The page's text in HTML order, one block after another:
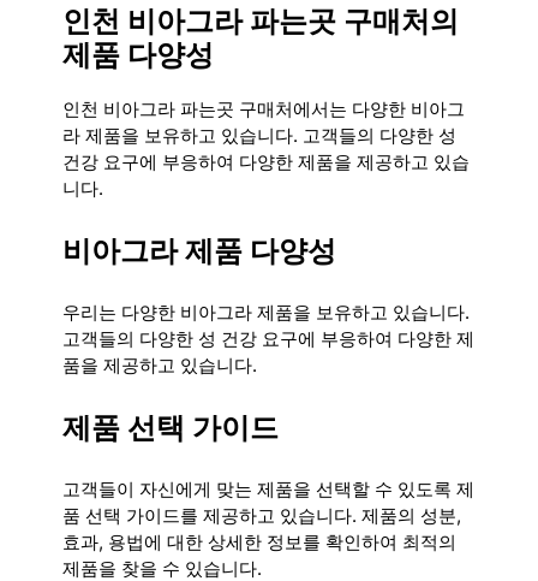
인천 비아그라 파는곳 구매처의
제품 다양성
인천 비아그라 파는곳 구매처에서는 다양한 비아그
라 제품을 보유하고 있습니다. 고객들의 다양한 성
건강 요구에 부응하여 다양한 제품을 제공하고 있습
니다.
비아그라 제품 다양성
우리는 다양한 비아그라 제품을 보유하고 있습니다.
고객들의 다양한 성 건강 요구에 부응하여 다양한 제
품을 제공하고 있습니다.
제품 선택 가이드
고객들이 자신에게 맞는 제품을 선택할 수 있도록 제
품 선택 가이드를 제공하고 있습니다. 제품의 성분,
효과, 용법에 대한 상세한 정보를 확인하여 최적의
제품을 찾을 수 있습니다.